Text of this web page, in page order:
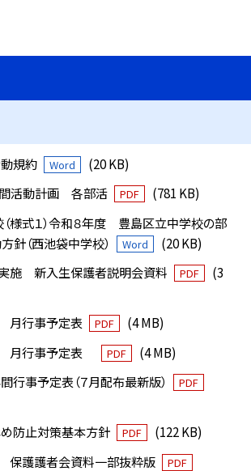
規約 Word
(20 KB)
活動計画 各部活
PDF
(781 KB)
様式１）令和８年度 豊島区立中学校の部
針（西池袋中学校）
Word
(20 KB)
施 新入生保護者説明会資料
PDF
(3
月行事予定表
PDF
(4 MB)
月行事予定表
PDF
(4 MB)
事予定表（７月配布最新版）
PDF
防止対策基本方針
PDF
(122 KB)
保護護者会資料一部抜粋版
PDF